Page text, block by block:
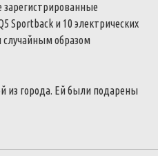
зарегистрированные
Sportback и 10 электрических
случайнымобразом
из города. Ейбыли подарены